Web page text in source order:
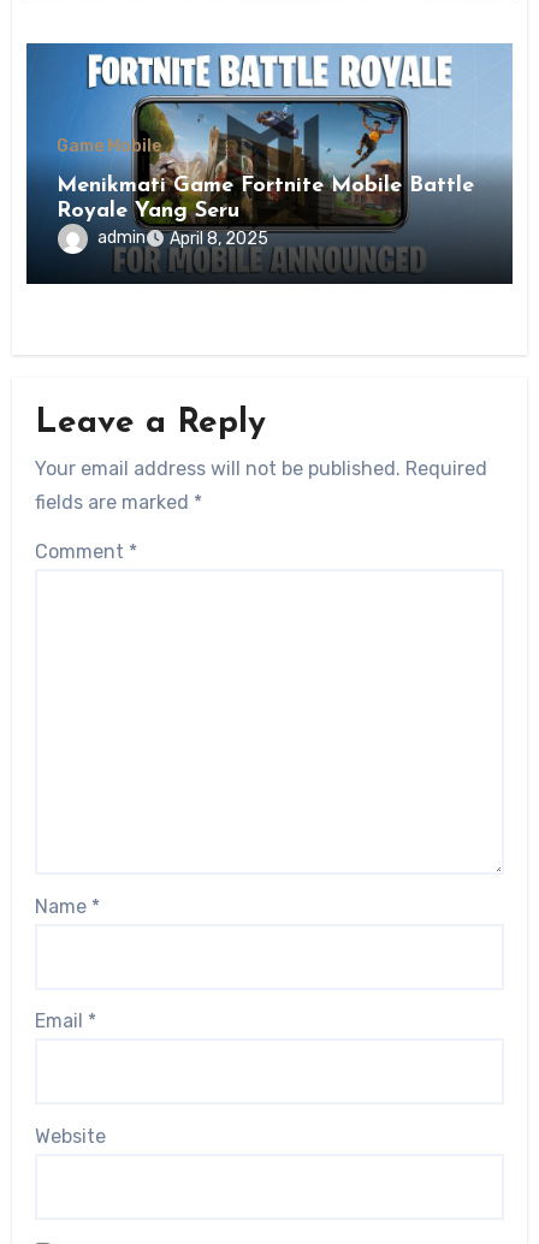
Game Mobile
Menikmati Game Fortnite Mobile Battle
Royale Yang Seru
admin April 8, 2025
Leave a Reply
Your email address will not be published. Required
fields are marked *
Comment *
Name *
Email *
Website